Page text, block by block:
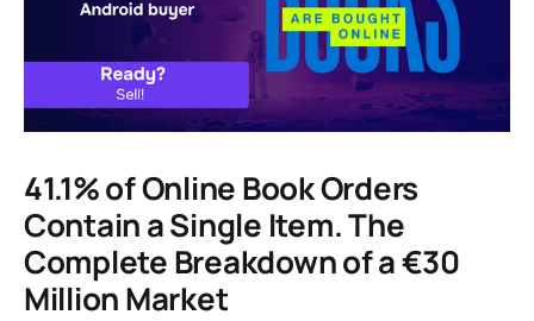
41.1% of Online Book Orders
Contain a Single Item. The
Complete Breakdown of a €30
Million Market